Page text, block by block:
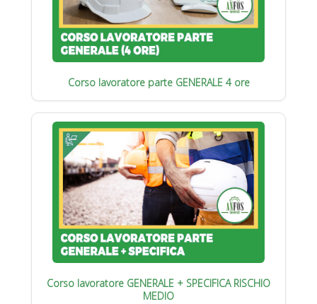
Corso lavoratore parte GENERALE 4 ore
Corso lavoratore GENERALE + SPECIFICA RISCHIO
MEDIO